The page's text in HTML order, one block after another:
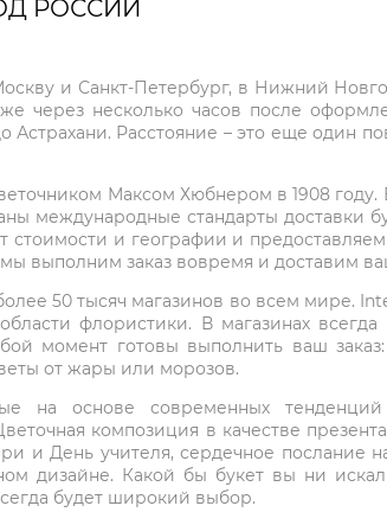
РОССИИ
и Санкт-Петербург, в Нижний
через несколько часов после
Расстояние – это еще один
Максом Хюбнером в 1908
международные стандарты доставки
и географии и
выполним заказ вовремя и доставим
50 тысяч магазинов во всем мире.
флористики. В магазинах
момент готовы выполнить ваш
от жары или морозов.
на основе современных
композиция в качестве
и День учителя, сердечное послание
дизайне. Какой бы букет вы ни
будет широкий выбор.